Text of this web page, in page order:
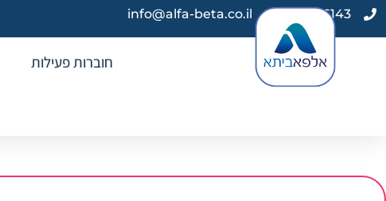
03-9616143
info@alfa-beta.co.il
חוברות פעילות